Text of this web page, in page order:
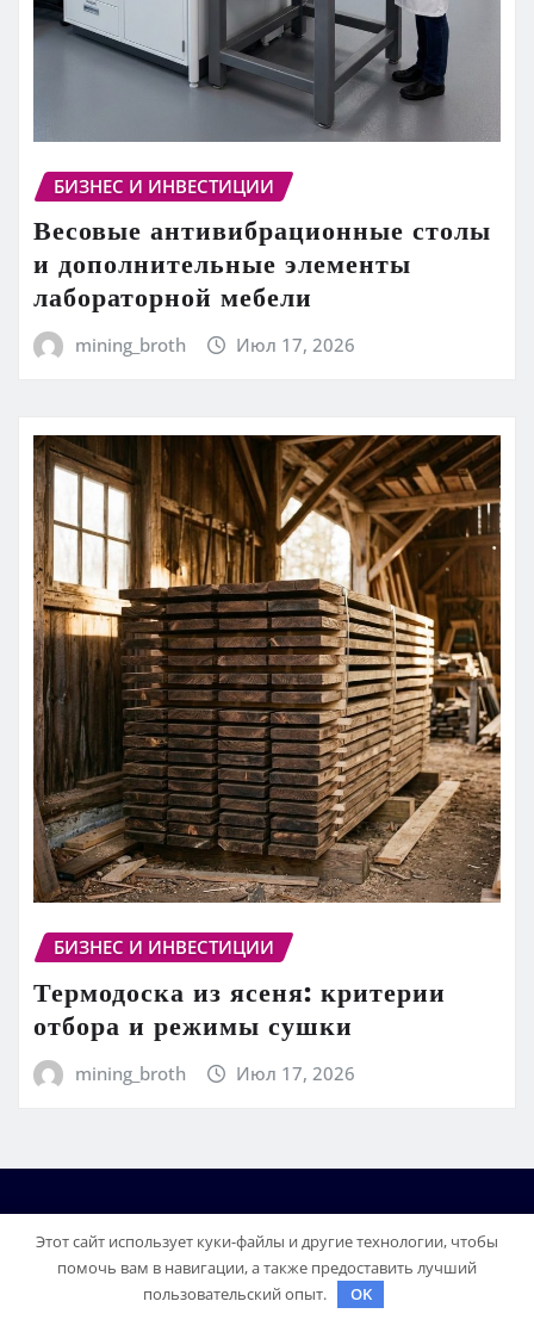
БИЗНЕС И ИНВЕСТИЦИИ
Весовые антивибрационные столы
и дополнительные элементы
лабораторной мебели
mining_broth Июл 17, 2026
БИЗНЕС И ИНВЕСТИЦИИ
Термодоска из ясеня: критерии
отбора и режимы сушки
mining_broth Июл 17, 2026
Этот сайт использует куки-файлы и другие технологии, чтобы
помочь вам в навигации, а также предоставить лучший
пользовательский опыт.
OK